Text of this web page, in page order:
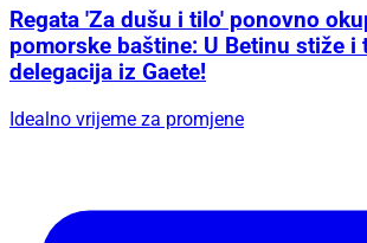
Regata 'Za dušu i tilo' ponovno
pomorske baštine: U Betinu stiže i
delegacija iz Gaete!
Idealno vrijeme za promjene